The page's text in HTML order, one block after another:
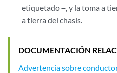
etiquetado–, y la toma a
a tierra del chasis.
DOCUMENTACIÓN
Advertencia sobre